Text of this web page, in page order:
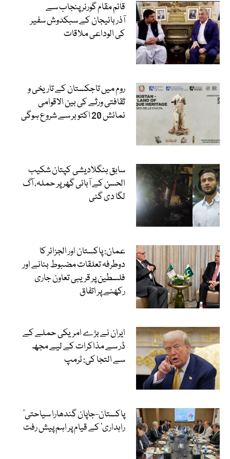
قائم مقام گورنر پنجاب سے
آذربائیجان کے سبکدوش سفیر
کی الوداعی ملاقات
روم میں تاجکستان کے تاریخی و
ثقافتی ورثے کی بین الاقوامی
نمائش 20 اکتوبر سے شروع ہوگی
سابق بنگلادیشی کپتان شکیب
الحسن کے آبائی گھر پر حملہ، آگ
لگا دی گئی
عمان: پاکستان اور الجزائر کا
دوطرفہ تعلقات مضبوط بنانے اور
فلسطین پر قریبی تعاون جاری
رکھنے پر اتفاق
ایران نے بڑے امریکی حملے کے
ڈر سے مذاکرات کے لیے مجھ
سے التجا کی: ٹرمپ
‘پاکستان-جاپان گندھارا سیاحتی
راہداری’ کے قیام پر اہم پیش رفت